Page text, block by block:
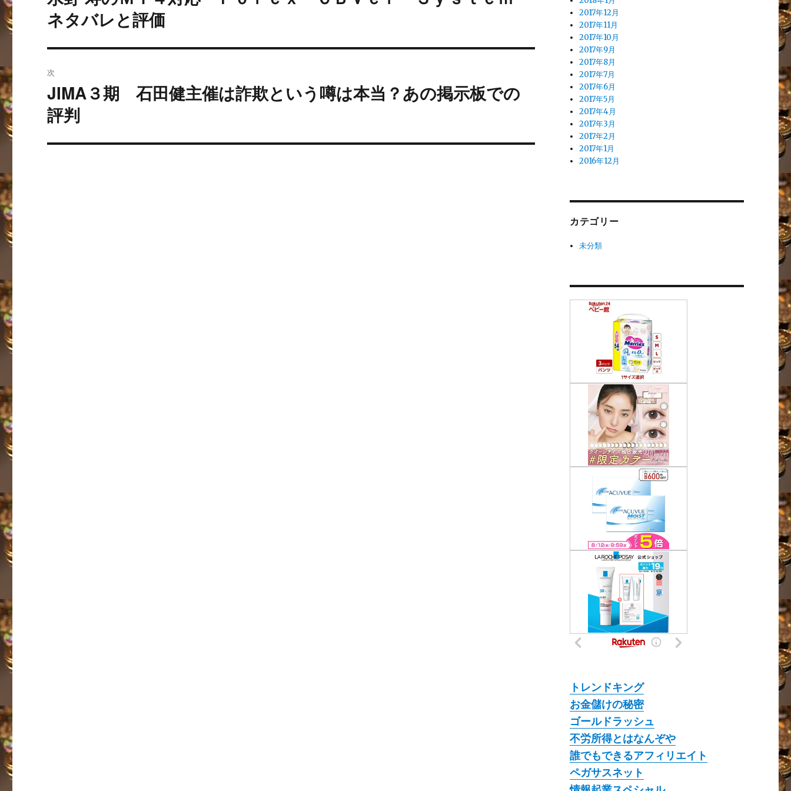
ナ
ゲ
ー
シ
ョ
去
の
投
ネタバレと評価
次
次
の
投
稿:
JIMA３期 石田健主催は詐欺という噂は本当？あの掲示板での
評判
2017年12月
2017年11月
2017年10月
2017年9月
2017年8月
2017年7月
2017年6月
2017年5月
2017年4月
2017年3月
2017年2月
2017年1月
2016年12月
カテゴリー
未分類
トレンドキング
お金儲けの秘密
ゴールドラッシュ
不労所得とはなんぞや
誰でもできるアフィリエイト
ペガサスネット